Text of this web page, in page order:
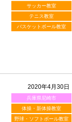
サッカー教室
テニス教室
バスケットボール教室
2020年4月30日
兵庫県尼崎市
体操・新体操教室
野球・ソフトボール教室